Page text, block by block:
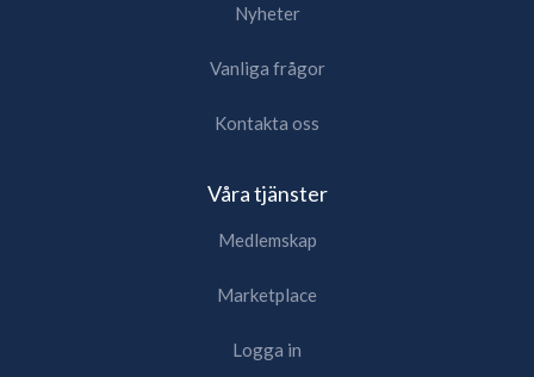
Nyheter
Vanliga frågor
Kontakta oss
Våra tjänster
Medlemskap
Marketplace
Logga in